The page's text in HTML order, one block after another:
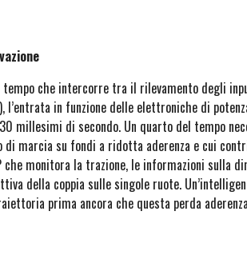
che intercorre tra il rilevamento degli
in funzione delle elettroniche di
millesimi di secondo. Un quarto del tempo
di marcia su fondi a ridotta aderenza e cui
che monitora la trazione, le informazioni sulla
della coppia sulle singole ruote.
prima ancora che questa perda